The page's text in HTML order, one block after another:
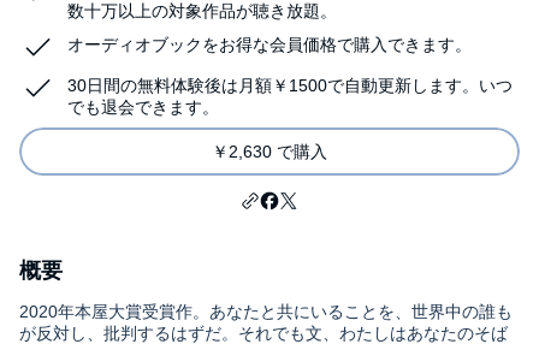
数十万以上の対象作品が聴き放題。
オーディオブックをお得な会員価格で購入できます。
30日間の無料体験後は月額￥1500で自動更新します。いつ
でも退会できます。
￥2,630 で購入
概要
2020年本屋大賞受賞作。あなたと共にいることを、世界中の誰も
が反対し、批判するはずだ。それでも文、わたしはあなたのそば